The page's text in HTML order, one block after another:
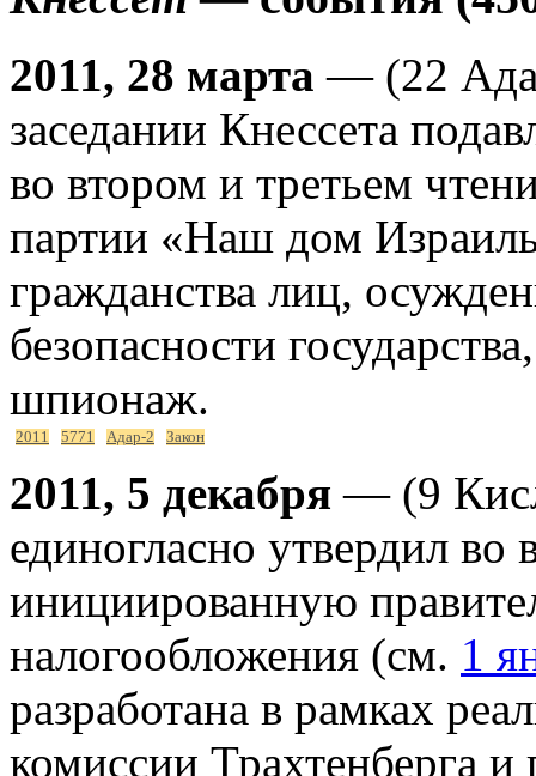
2011, 28 марта — (22
заседании Кнессета
во втором и третьем
партии «Наш дом
гражданства лиц,
безопасности
шпионаж.
2011 5771 Адар-2 Закон
2011, 5 декабря — (9
единогласно утвердил во
инициированную
налогообложения (см. 1
разработана в рамках
комиссии Трахтенберга